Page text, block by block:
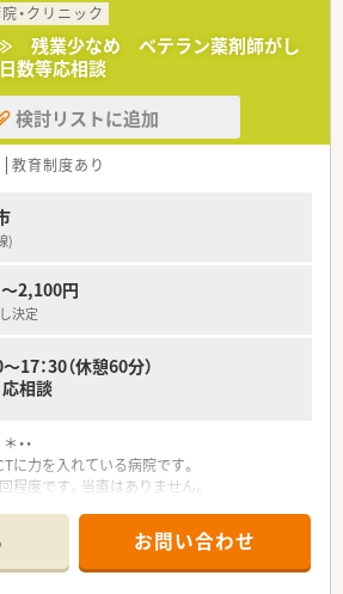
方薬提案件数は約月2～3回で、医師との良
きっかけにもなっています。
業務は無く、調剤業務が大半になります。
、錠剤カセット付・円盤型散剤自動分包機を
。
・クリニック
残業少なめ ベテラン薬剤師がし
数等応相談
検討リストに追加
教育制度あり
)
2,100円
決定
：30（休憩60分）
相談
・・
に力を入れている病院です。
度です。当直はありません。
お問い合わせ